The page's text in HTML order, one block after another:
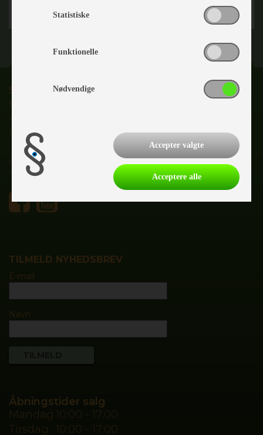
Slagelse Camping & Outdoor Center
Karolinevej 2C
4200 Slagelse
CVR nr.
salg@slagelsecamping.dk
Tlf. 55700020
TILMELD NYHEDSBREV
E-mail
Navn
Åbningstider salg
Mandag 10:00 - 17:00
Tirsdag
10:00 - 17:00
Statistiske
Funktionelle
Nødvendige
Accepter valgte
Acceptere alle